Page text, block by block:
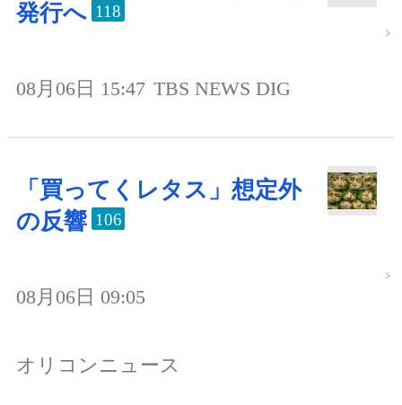
発行へ 118
08月06日 15:47 TBS NEWS DIG
「買ってくレタス」想定外
の反響 106
08月06日 09:05
オリコンニュース